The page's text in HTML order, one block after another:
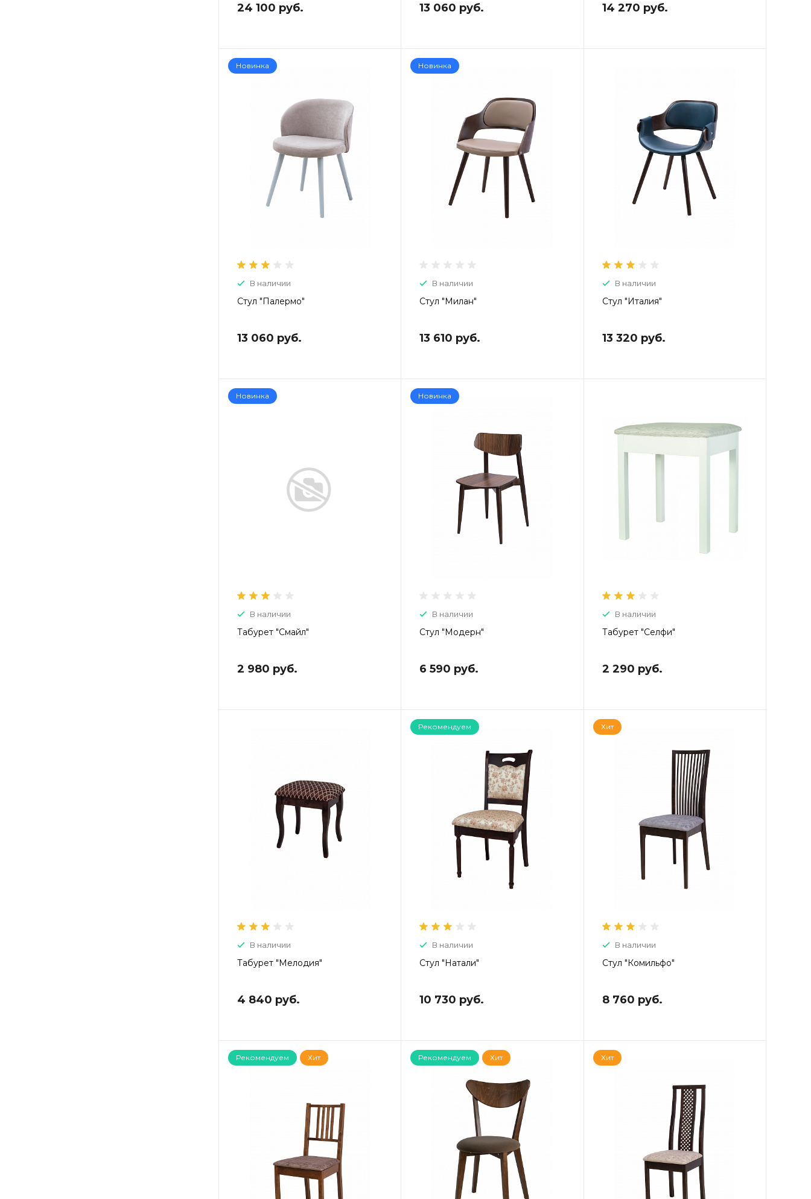
24 100 руб. 13 060 руб. 14 270 руб.
Новинка
В наличии
Стул "Палермо"
13 060 руб.
Новинка
В наличии
Стул "Милан"
13 610 руб.
В наличии
Стул "Италия"
13 320 руб.
Новинка
В наличии
Табурет "Смайл"
2 980 руб.
Новинка
В наличии
Стул "Модерн"
6 590 руб.
В наличии
Табурет "Селфи"
2 290 руб.
В наличии
Табурет "Мелодия"
4 840 руб.
Рекомендуем
В наличии
Стул "Натали"
10 730 руб.
Хит
В наличии
Стул "Комильфо"
8 760 руб.
Рекомендуем Хит Рекомендуем Хит Хит